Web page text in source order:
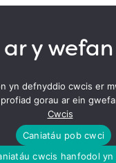
ar y
yn defnyddio cwcis er
gorau ar ein
Cwcis
Caniatáu pob cwci
cwcis hanfodol yn